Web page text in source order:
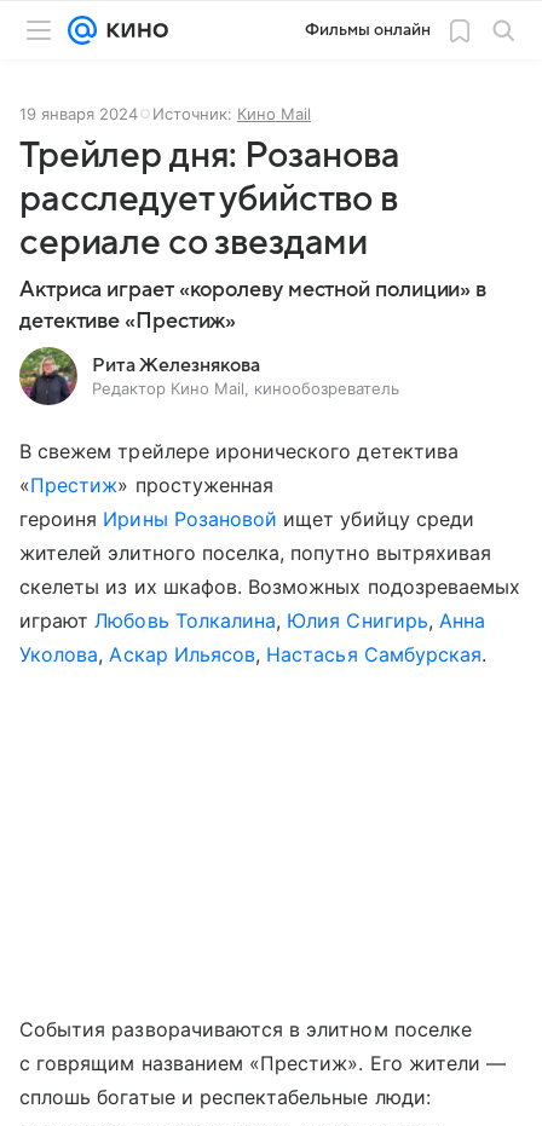
Фильмы онлайн
19 января 2024 Источник: Кино Mail
Трейлер дня: Розанова
расследует убийство в
сериале со звездами
Актриса играет «королеву местной полиции» в
детективе «Престиж»
Рита Железнякова
Редактор Кино Mail, кинообозреватель
В свежем трейлере иронического детектива
«Престиж» простуженная
героиня Ирины Розановой ищет убийцу среди
жителей элитного поселка, попутно вытряхивая
скелеты из их шкафов. Возможных подозреваемых
играютЛюбовь Толкалина, Юлия Снигирь, Анна
Уколова,Аскар Ильясов, Настасья Самбурская.
События разворачиваются в элитном поселке
с говрящим названием «Престиж». Его жители —
сплошь богатые и респектабельные люди: